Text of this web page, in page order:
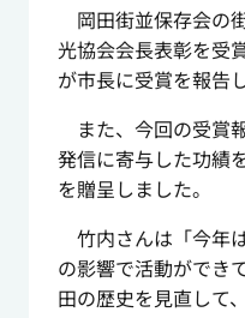
岡田街並保存会の
光協会会長表彰を受
が市長に受賞を報告
また、今回の受賞
発信に寄与した功績
を贈呈しました。
竹内さんは「今年
の影響で活動ができ
田の歴史を見直して